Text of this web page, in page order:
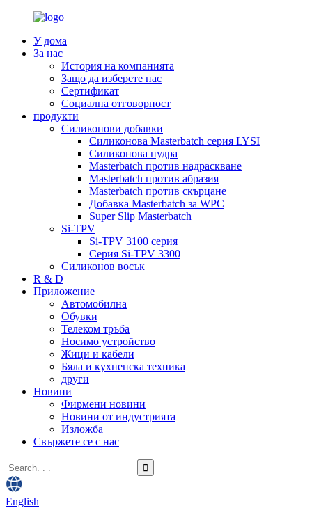
У дома
За нас
История на компанията
Защо да изберете нас
Сертификат
Социална отговорност
продукти
Силиконови добавки
Силиконова Masterbatch серия LYSI
Силиконова пудра
Masterbatch против надраскване
Masterbatch против абразия
Masterbatch против скърцане
Добавка Masterbatch за WPC
Super Slip Masterbatch
Si-TPV
Si-TPV 3100 серия
Серия Si-TPV 3300
Силиконов восък
R & D
Приложение
Автомобилна
Обувки
Телеком тръба
Носимо устройство
Жици и кабели
Бяла и кухненска техника
други
Новини
Фирмени новини
Новини от индустрията
Изложба
Свържете се с нас
English